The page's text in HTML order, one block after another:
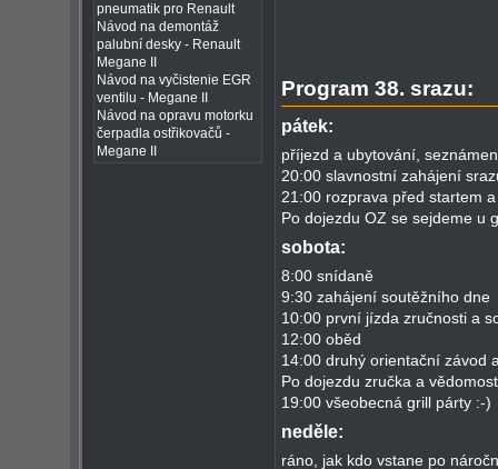
pneumatik pro Renault
Návod na demontáž
palubní desky - Renault
Megane II
Návod na vyčistenie EGR
ventilu - Megane II
Návod na opravu motorku
čerpadla ostřikovačů -
Megane II
Program 38. srazu:
pátek:
příjezd a ubytování,
20:00 slavnostní zahájení
21:00 rozprava před startem
Po dojezdu OZ se sejdeme u
sobota:
8:00 snídaně
9:30 zahájení soutěžního dne
10:00 první jízda zručnosti a
12:00 oběd
14:00 druhý orientační závod
Po dojezdu zručka a
19:00 všeobecná grill párty :-)
neděle:
ráno, jak kdo vstane po